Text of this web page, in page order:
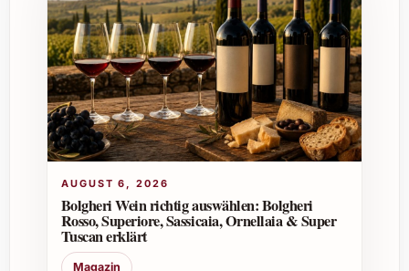
in Pomerol.
Welche Aromen sind typisch für den Vieux Château
Certan 2021?
Typisch sind Noten von schwarzen
Beeren, Pflaumen, feinen Gewürzen,
Trüffel, und manchmal ein Hauch von
Tabak und Leder.
AUGUST 6, 2026
Bolgheri Wein richtig auswählen: Bolgheri
Rosso, Superiore, Sassicaia, Ornellaia & Super
Tuscan erklärt
Magazin